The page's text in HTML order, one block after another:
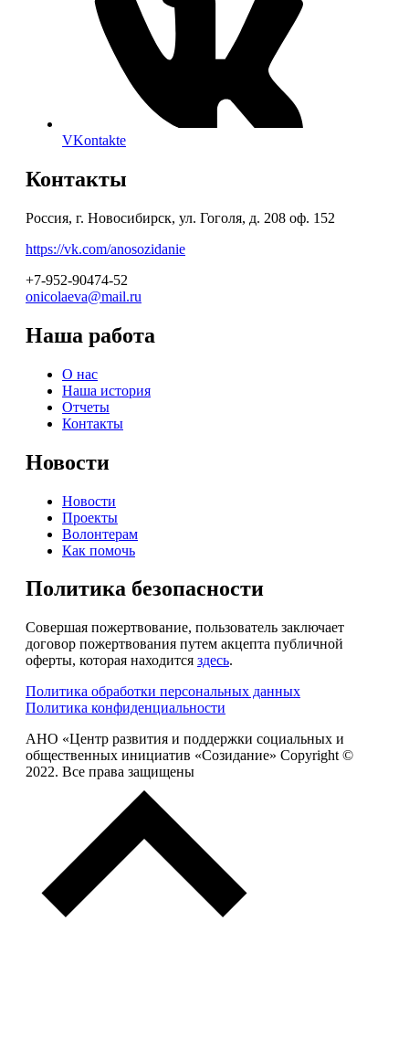
VKontakte
Контакты
Россия, г. Новосибирск, ул. Гоголя, д. 208 оф. 152
https://vk.com/anosozidanie
+7-952-90474-52
onicolaeva@mail.ru
Наша работа
О нас
Наша история
Отчеты
Контакты
Новости
Новости
Проекты
Волонтерам
Как помочь
Политика безопасности
Совершая пожертвование, пользователь заключает
договор пожертвования путем акцепта публичной
оферты, которая находится здесь.
Политика обработки персональных данных
Политика конфиденциальности
АНО «Центр развития и поддержки социальных и
общественных инициатив «Созидание» Copyright ©
2022. Все права защищены